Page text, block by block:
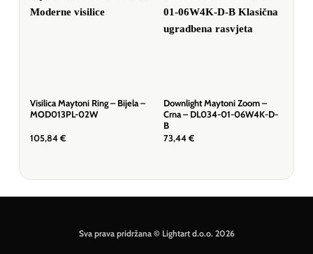
Visilica Maytoni Ring – Bijela –
MOD013PL-02W
105,84 €
Downlight Maytoni Zoom –
Crna – DL034-01-06W4K-D-
B
73,44 €
Sva prava pridržana © Lightart d.o.o. 2026